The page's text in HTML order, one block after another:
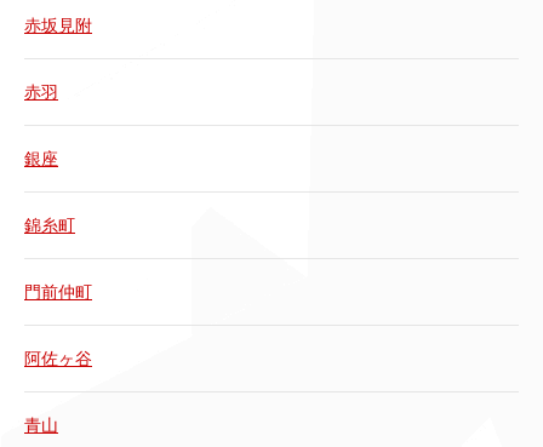
赤坂見附
赤羽
銀座
錦糸町
門前仲町
阿佐ヶ谷
青山